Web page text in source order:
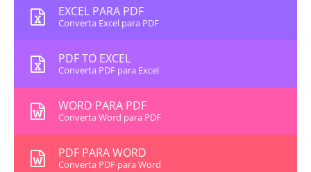
EXCEL PARA PDF
Converta Excel para PDF
PDF TO EXCEL
Converta PDF para Excel
WORD PARA PDF
Converta Word para PDF
PDF PARA WORD
Converta PDF para Word